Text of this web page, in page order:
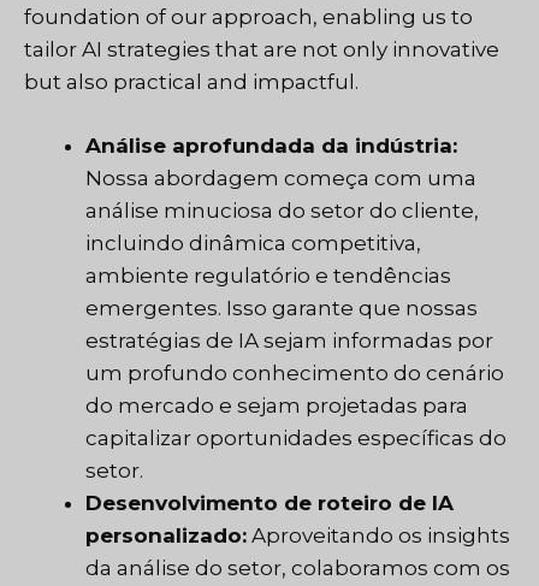
foundation of our approach, enabling us to
tailor AI strategies that are not only innovative
but also practical and impactful.
Análise aprofundada da indústria:
Nossa abordagem começa com uma
análise minuciosa do setor do cliente,
incluindo dinâmica competitiva,
ambiente regulatório e tendências
emergentes. Isso garante que nossas
estratégias de IA sejam informadas por
um profundo conhecimento do cenário
do mercado e sejam projetadas para
capitalizar oportunidades específicas do
setor.
Desenvolvimento de roteiro de IA
personalizado: Aproveitando os insights
da análise do setor, colaboramos com os